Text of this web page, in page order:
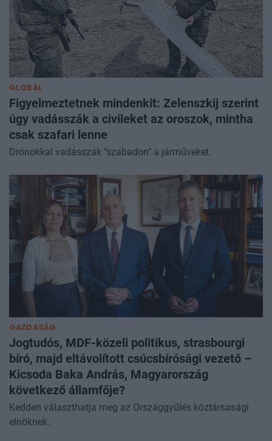
GLOBÁL
Figyelmeztetnek mindenkit: Zelenszkij szerint
úgy vadásszák a civileket az oroszok, mintha
csak szafari lenne
Drónokkal vadásszák "szabadon" a járműveket.
GAZDASÁG
Jogtudós, MDF-közeli politikus, strasbourgi
bíró, majd eltávolított csúcsbírósági vezető –
Kicsoda Baka András, Magyarország
következő államfője?
Kedden választhatja meg az Országgyűlés köztársasági
elnöknek.